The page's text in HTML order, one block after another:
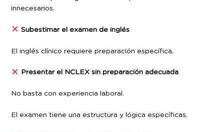
innecesarios.
Subestimar el examen de inglés
El inglés clínico requiere preparación específica.
Presentar el NCLEX sin preparación adecuada
No basta con experiencia laboral.
El examen tiene una estructura y lógica específicas.